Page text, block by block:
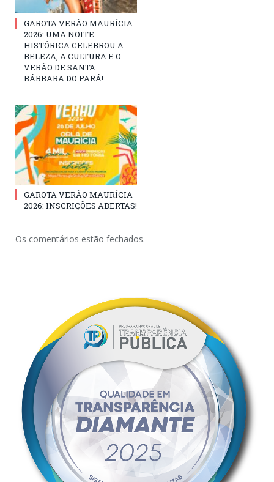
GAROTA VERÃO MAURÍCIA
2026: UMA NOITE
HISTÓRICA CELEBROU A
BELEZA, A CULTURA E O
VERÃO DE SANTA
BÁRBARA DO PARÁ!
GAROTA VERÃO MAURÍCIA
2026: INSCRIÇÕES ABERTAS!
Os comentários estão fechados.